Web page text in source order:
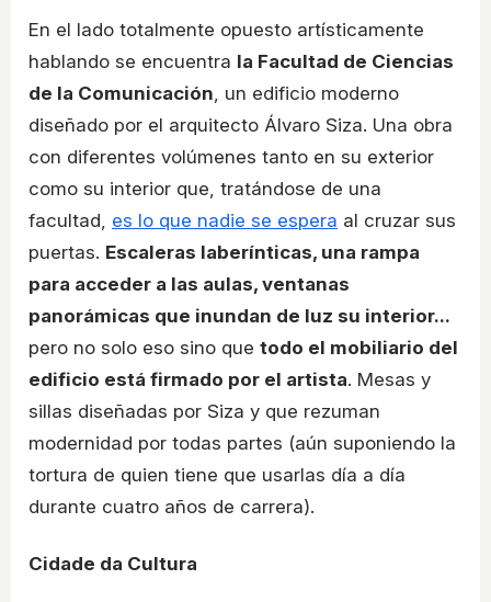
En el lado totalmente opuesto artísticamente
hablando se encuentra la Facultad de Ciencias
de la Comunicación, un edificio moderno
diseñado por el arquitecto Álvaro Siza. Una obra
con diferentes volúmenes tanto en su exterior
como su interior que, tratándose de una
facultad, es lo que nadie se espera al cruzar sus
puertas. Escaleras laberínticas, una rampa
para acceder a las aulas, ventanas
panorámicas que inundan de luz su interior...
pero no solo eso sino que todo el mobiliario del
edificio está firmado por el artista. Mesas y
sillas diseñadas por Siza y que rezuman
modernidad por todas partes (aún suponiendo la
tortura de quien tiene que usarlas día a día
durante cuatro años de carrera).
Cidade da Cultura